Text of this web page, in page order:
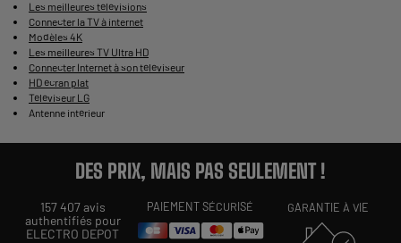
Les meilleures télévisions
Connecter la TV à internet
Modèles 4K
Les meilleures TV Ultra HD
Connecter Internet à son téléviseur
HD écran plat
Téléviseur LG
Antenne intérieur
DES PRIX, MAIS PAS SEULEMENT !
157 407 avis
authentifiés pour
ELECTRO DEPOT
PAIEMENT SÉCURISÉ GARANTIE À VIE